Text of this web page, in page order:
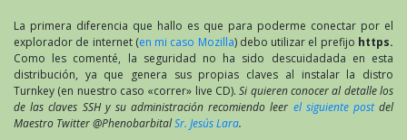
La primera diferencia que hallo es que para poderme conectar por el
explorador de internet (en mi caso Mozilla) debo utilizar el prefijo https.
Como les comenté, la seguridad no ha sido descuidadada en esta
distribución, ya que genera sus propias claves al instalar la distro
Turnkey (en nuestro caso «correr» live CD).Si quieren conocer al detalle los
de las claves SSH y su administración recomiendo leer el siguiente postdel
Maestro Twitter @PhenobarbitalSr. Jesús Lara.